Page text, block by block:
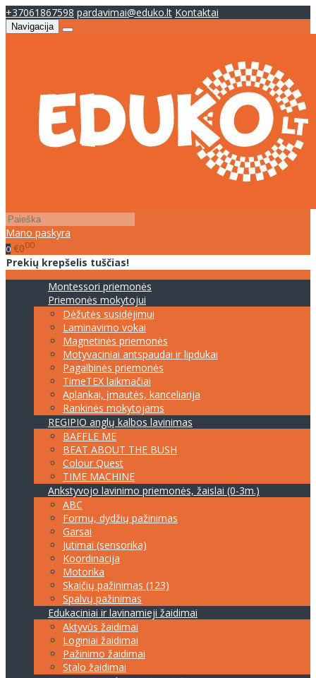
+37061867598 pardavimai@eduko.lt Kontaktai
Navigacija
Mano paskyra
0 €000
Prekių krepšelis tuščias!
Montessori priemonės
Priemonės mokytojui
Dėžutės susidėjimui
Laminavimo vokai
Magnetinės priemonės
Motyvaciniai antspaudai ir lipdukai
Pagalbinės priemonės
TimeTEX laikmačiai
Aplankai, įmautės, kanceliarija
Rankinės mokytojams
REGIPIO anglų kalbos lavinimas
BAFFLE ME
BEAT ABOUT THE BUSH
Colour Quest
TIME MACHINE
Ankstyvojo lavinimo priemonės, žaislai (0-3m.)
ABC
Formų, dydžių pažinimas
Garsai
Jutimai (sensorika)
Koordinacija
Motorika
Skaičių pažinimas (123)
Spalvų pažinimas
Edukaciniai ir lavinamieji žaidimai
Aktyvūs žaidimai
Loginiai žaidimai
Pažinimo žaidimai
Stalo žaidimai